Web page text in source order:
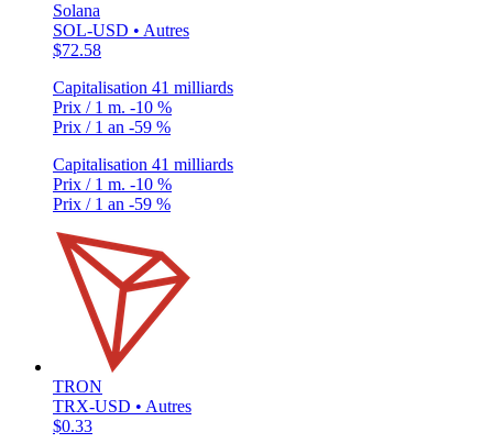
Solana
SOL-USD • Autres
$72.58
Capitalisation 41 milliards
Prix / 1 m. -10 %
Prix / 1 an -59 %
Capitalisation 41 milliards
Prix / 1 m. -10 %
Prix / 1 an -59 %
TRON
TRX-USD • Autres
$0.33